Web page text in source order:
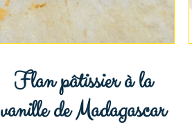
Flan pâtissier à la
vanille de Madagascar